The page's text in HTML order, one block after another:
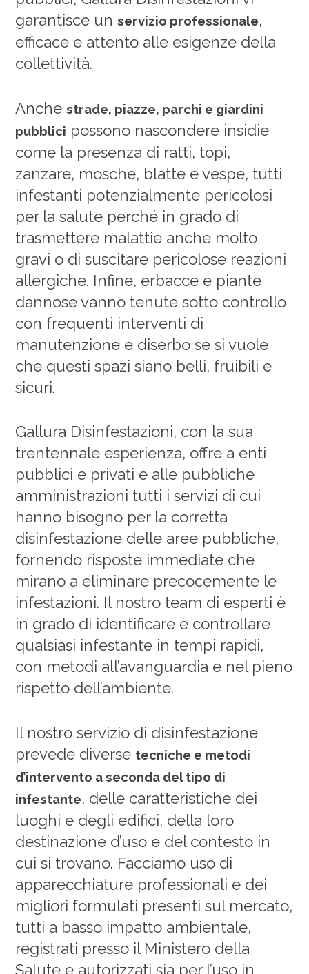
garantisce unservizio professionale,
efficace e attento alle esigenze della
collettività.
Anchestrade, piazze, parchi e giardini
pubblici possono nascondere insidie
come la presenza di ratti, topi,
zanzare, mosche, blatte e vespe, tutti
infestanti potenzialmente pericolosi
per la salute perché in grado di
trasmettere malattie anche molto
gravi o di suscitare pericolose reazioni
allergiche. Infine, erbacce e piante
dannose vanno tenute sotto controllo
con frequenti interventi di
manutenzione e diserbo se si vuole
che questi spazi siano belli, fruibili e
sicuri.
Gallura Disinfestazioni, con la sua
trentennale esperienza, offre a enti
pubblici e privati e alle pubbliche
amministrazioni tutti i servizi di cui
hanno bisogno per la corretta
disinfestazione delle aree pubbliche,
fornendo risposte immediate che
mirano a eliminare precocemente le
infestazioni. Il nostro team di esperti è
in grado di identificare e controllare
qualsiasi infestante in tempi rapidi,
con metodi all’avanguardia e nel pieno
rispetto dell’ambiente.
Il nostro servizio di disinfestazione
prevede diverse tecniche e metodi
d’intervento a seconda del tipo di
infestante, delle caratteristiche dei
luoghi e degli edifici, della loro
destinazione d’uso e del contesto in
cui si trovano. Facciamo uso di
apparecchiature professionali e dei
migliori formulati presenti sul mercato,
tutti a basso impatto ambientale,
registrati presso il Ministero della
Salute e autorizzati sia per l’uso in